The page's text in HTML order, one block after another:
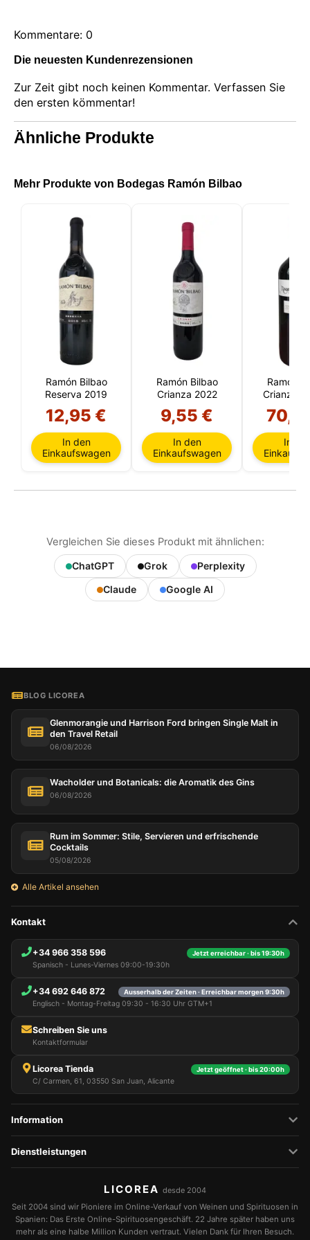
Kommentare: 0
Die neuesten Kundenrezensionen
Zur Zeit gibt noch keinen Kommentar. Verfassen Sie
den ersten kömmentar!
Ähnliche Produkte
Mehr Produkte von Bodegas Ramón Bilbao
Ramón Bilbao
Reserva 2019
12,95 €
In den
Einkaufswagen
Ramón Bilbao
Crianza 2022
9,55 €
In den
Einkaufswagen
Ramón
Crianza
In
Vergleichen Sie dieses Produkt mit ähnlichen:
ChatGPT Grok
Perplexity
Claude
Google AI
BLOG LICOREA
Glenmorangie und Harrison Ford bringen Single Malt in
den Travel Retail
06/08/2026
Wacholder und Botanicals: die Aromatik des Gins
06/08/2026
Rum im Sommer: Stile, Servieren und erfrischende
Cocktails
05/08/2026
Alle Artikel ansehen
Kontakt
+34 966 358 596 Jetzt erreichbar · bis 19:30h
Spanisch - Lunes-Viernes 09:00-19:30h
+34 692 646 872 Ausserhalb der Zeiten · Erreichbar morgen 9:30h
Englisch - Montag-Freitag 09:30 - 16:30 Uhr GTM+1
Schreiben Sie uns
Kontaktformular
Licorea Tienda Jetzt geöffnet · bis 20:00h
C/ Carmen, 61, 03550 San Juan, Alicante
Information
Dienstleistungen
LICOREA desde 2004
Seit 2004 sind wir Pioniere im Online-Verkauf von Weinen und Spirituosen in
Spanien: Das Erste Online-Spirituosengeschäft. 22 Jahre später haben uns
mehr als eine halbe Million Kunden vertraut. Vielen Dank für Ihren Besuch.